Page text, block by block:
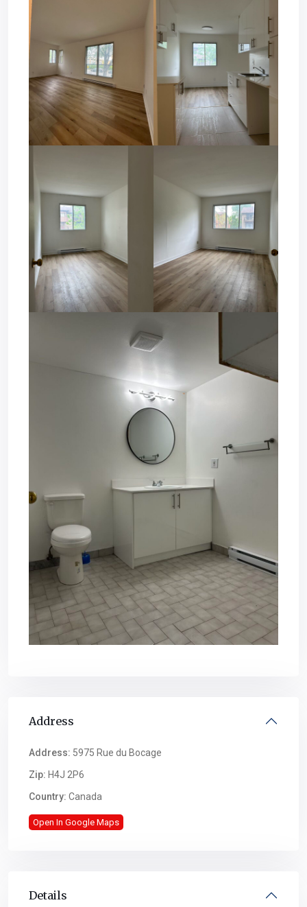
Address
Address: 5975 Rue du Bocage
Zip: H4J 2P6
Country: Canada
Open In Google Maps
Details